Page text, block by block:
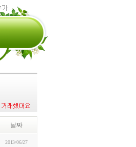
날짜
2013/06/27